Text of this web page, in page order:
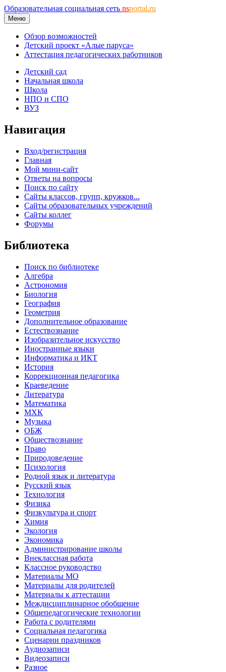
Образовательная социальная сеть nsportal.ru
Меню
Обзор возможностей
Детский проект «Алые паруса»
Аттестация педагогических работников
Детский сад
Начальная школа
Школа
НПО и СПО
ВУЗ
Навигация
Вход/регистрация
Главная
Мой мини-сайт
Ответы на вопросы
Поиск по сайту
Сайты классов, групп, кружков...
Сайты образовательных учреждений
Сайты коллег
Форумы
Библиотека
Поиск по библиотеке
Алгебра
Астрономия
Биология
География
Геометрия
Дополнительное образование
Естествознание
Изобразительное искусство
Иностранные языки
Информатика и ИКТ
История
Коррекционная педагогика
Краеведение
Литература
Математика
МХК
Музыка
ОБЖ
Обществознание
Право
Природоведение
Психология
Родной язык и литература
Русский язык
Технология
Физика
Физкультура и спорт
Химия
Экология
Экономика
Администрирование школы
Внеклассная работа
Классное руководство
Материалы МО
Материалы для родителей
Материалы к аттестации
Междисциплинарное обобщение
Общепедагогические технологии
Работа с родителями
Социальная педагогика
Сценарии праздников
Аудиозаписи
Видеозаписи
Разное